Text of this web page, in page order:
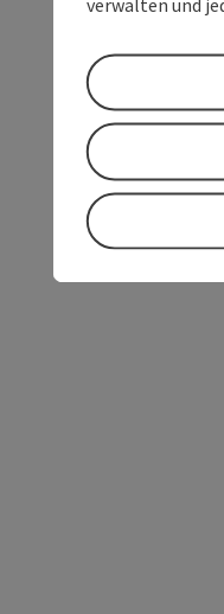
verwalten und